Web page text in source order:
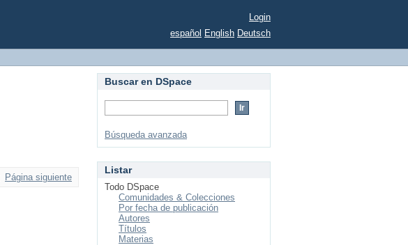
Login
español English Deutsch
Página siguiente
Buscar en DSpace
Búsqueda avanzada
Listar
Todo DSpace
Comunidades & Colecciones
Por fecha de publicación
Autores
Títulos
Materias